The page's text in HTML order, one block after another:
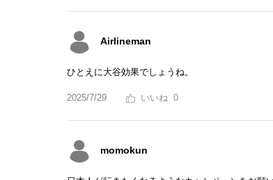
Airlineman
ひとえに大谷効果でしょうね。
2025/7/29 0
momokun